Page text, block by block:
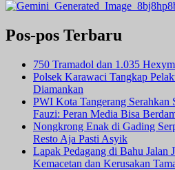
Pos-pos Terbaru
750 Tramadol dan 1.035
Polsek Karawaci Tangkap
Diamankan
PWI Kota Tangerang
Fauzi: Peran Media Bisa
Nongkrong Enak di Gading
Resto Aja Pasti Asyik
Lapak Pedagang di Bahu Jalan
Kemacetan dan Kerusakan